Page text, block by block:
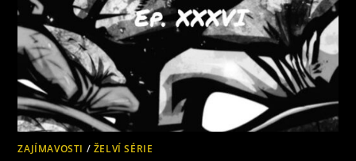
ZAJÍMAVOSTI / ŽELVÍ SÉRIE